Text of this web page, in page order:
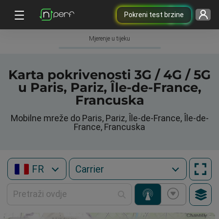
Pokreni test brzine
Mjerenje u tijeku
Karta pokrivenosti 3G / 4G / 5G
u Paris, Pariz, Île-de-France,
Francuska
Mobilne mreže do Paris, Pariz, Île-de-France, Île-de-
France, Francuska
FR